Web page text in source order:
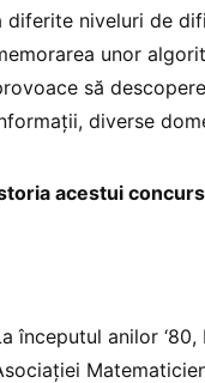
diferite niveluri de
unor
să
diverse
acestui concurs
începutul anilor